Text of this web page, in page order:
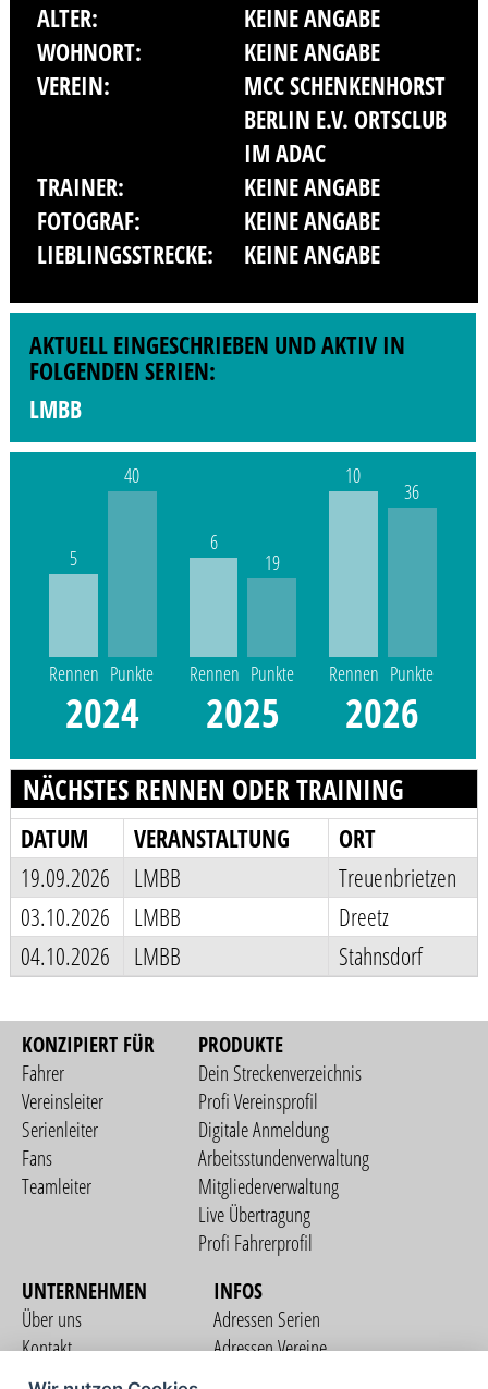
ALTER:
KEINE ANGABE
WOHNORT:
KEINE ANGABE
VEREIN:
MCC SCHENKENHORST
BERLIN E.V. ORTSCLUB
IM ADAC
TRAINER:
KEINE ANGABE
FOTOGRAF:
KEINE ANGABE
LIEBLINGSSTRECKE:
KEINE ANGABE
AKTUELL EINGESCHRIEBEN UND AKTIV IN
FOLGENDEN SERIEN:
LMBB
5
Rennen
40
Punkte
2024
6
Rennen
19
Punkte
2025
10
Rennen
36
Punkte
2026
NÄCHSTES RENNEN ODER TRAINING
DATUM VERANSTALTUNG
ORT
19.09.2026
LMBB
Treuenbrietzen
03.10.2026
LMBB
Dreetz
04.10.2026
LMBB Stahnsdorf
KONZIPIERT FÜR
Fahrer
Vereinsleiter
Serienleiter
Fans
Teamleiter
PRODUKTE
Dein Streckenverzeichnis
Profi Vereinsprofil
Digitale Anmeldung
Arbeitsstundenverwaltung
Mitgliederverwaltung
Live Übertragung
Profi Fahrerprofil
UNTERNEHMEN
Über uns
Kontakt
Nutzungsbedingungen
INFOS
Adressen Serien
Adressen Vereine